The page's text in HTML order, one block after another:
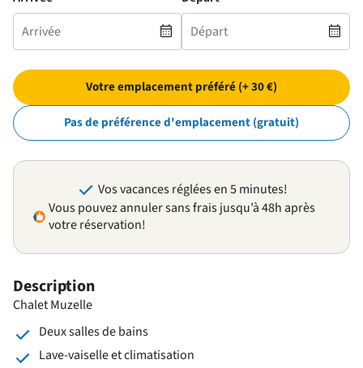
Description
Chalet Muzelle
Deux salles de bains
Lave-vaiselle et climatisation
Votre emplacement préféré (+ 30 €)
Pas de préférence d'emplacement (gratuit)
Vos vacances réglées en 5 minutes!
Vous pouvez annuler sans frais jusqu’à 48h après
votre réservation!